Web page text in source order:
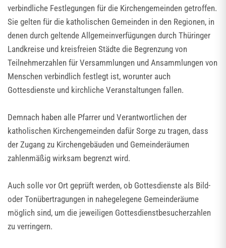
verbindliche Festlegungen für die Kirchengemeinden getroffen.
Sie gelten für die katholischen Gemeinden in den Regionen, in
denen durch geltende Allgemeinverfügungen durch Thüringer
Landkreise und kreisfreien Städte die Begrenzung von
Teilnehmerzahlen für Versammlungen und Ansammlungen von
Menschen verbindlich festlegt ist, worunter auch
Gottesdienste und kirchliche Veranstaltungen fallen.
Demnach haben alle Pfarrer und Verantwortlichen der
katholischen Kirchengemeinden dafür Sorge zu tragen, dass
der Zugang zu Kirchengebäuden und Gemeinderäumen
zahlenmäßig wirksam begrenzt wird.
Auch solle vor Ort geprüft werden, ob Gottesdienste als Bild-
oder Tonübertragungen in nahegelegene Gemeinderäume
möglich sind, um die jeweiligen Gottesdienstbesucherzahlen
zu verringern.